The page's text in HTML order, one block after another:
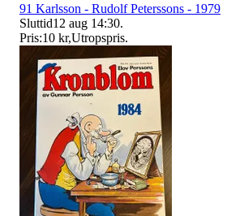
91 Karlsson - Rudolf Peterssons - 1979
Sluttid12 aug 14:30.
Pris:10 kr,Utropspris.